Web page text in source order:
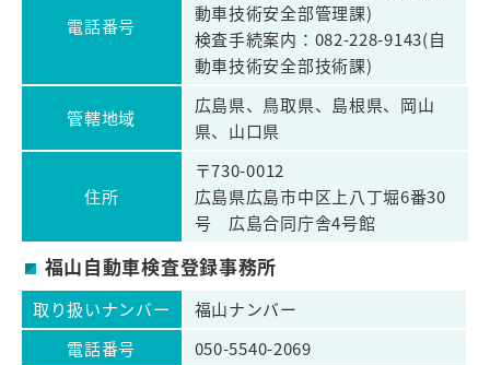
電話番号
動車技術安全部管理課)
検査手続案内：082-228-9143(自
動車技術安全部技術課)
管轄地域
広島県、鳥取県、島根県、岡山
県、山口県
住所
〒730-0012
広島県広島市中区上八丁堀6番30
号 広島合同庁舎4号館
福山自動車検査登録事務所
取り扱いナンバー
福山ナンバー
電話番号
050-5540-2069